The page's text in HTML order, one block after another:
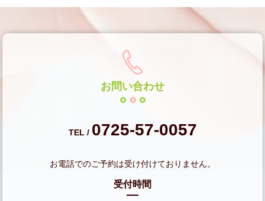
お問い合わせ
TEL / 0725-57-0057
お電話でのご予約は受け付けておりません。
受付時間